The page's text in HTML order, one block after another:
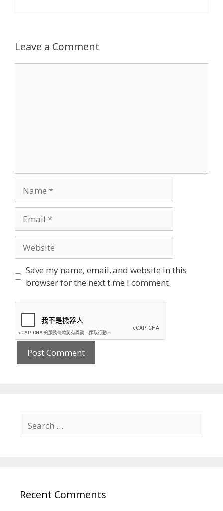
Leave a Comment
Save my name, email, and website in this
browser for the next time I comment.
for:
Recent Comments